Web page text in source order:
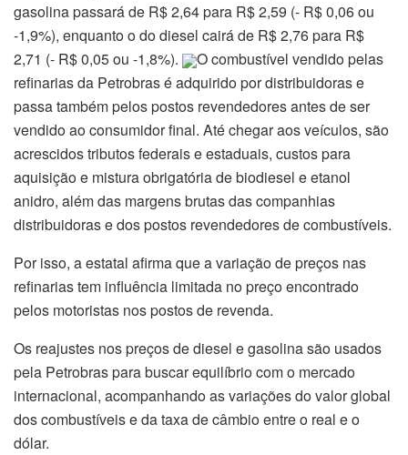
gasolina passará de R$ 2,64 para R$ 2,59 (- R$ 0,06 ou
-1,9%), enquanto o do diesel cairá de R$ 2,76 para R$
2,71 (- R$ 0,05 ou -1,8%).
O combustível vendido pelas
refinarias da Petrobras é adquirido por distribuidoras e
passa também pelos postos revendedores antes de ser
vendido ao consumidor final. Até chegar aos veículos, são
acrescidos tributos federais e estaduais, custos para
aquisição e mistura obrigatória de biodiesel e etanol
anidro, além das margens brutas das companhias
distribuidoras e dos postos revendedores de combustíveis.
Por isso, a estatal afirma que a variação de preços nas
refinarias tem influência limitada no preço encontrado
pelos motoristas nos postos de revenda.
Os reajustes nos preços de diesel e gasolina são usados
pela Petrobras para buscar equilíbrio com o mercado
internacional, acompanhando as variações do valor global
dos combustíveis e da taxa de câmbio entre o real e o
dólar.